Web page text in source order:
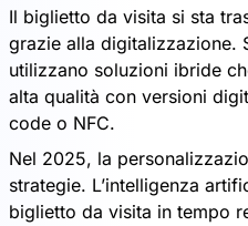
Il biglietto da visita si sta
grazie alla digitalizzazione.
utilizzano soluzioni ibride
alta qualità con versioni
code o NFC.
Nel 2025, la
strategie. L’intelligenza
biglietto da visita in tempo